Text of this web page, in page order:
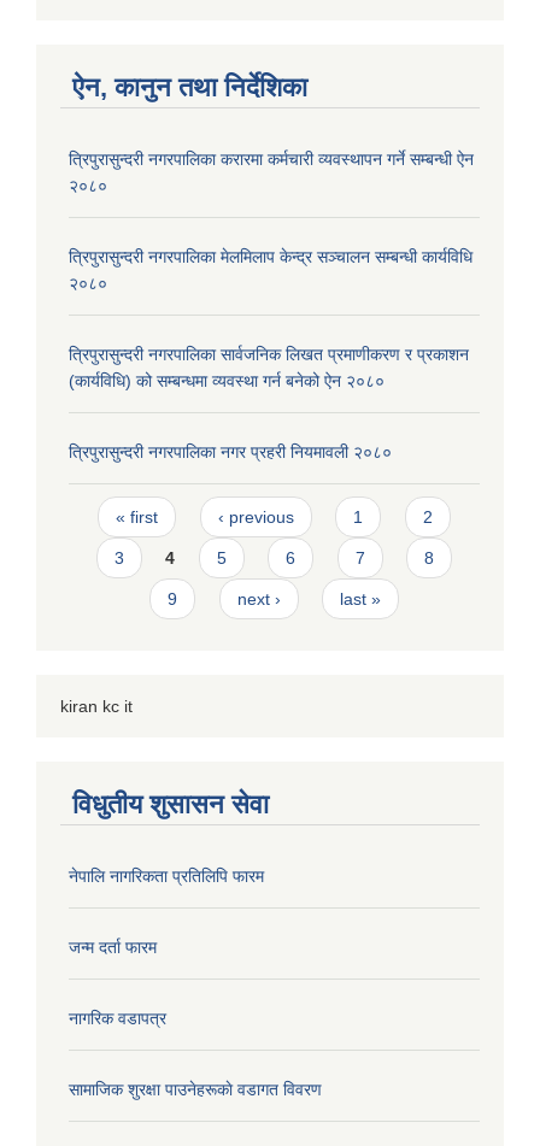
ऐन, कानुन तथा निर्देशिका
त्रिपुरासुन्दरी नगरपालिका करारमा कर्मचारी व्यवस्थापन गर्ने सम्बन्धी ऐन
२०८०
त्रिपुरासुन्दरी नगरपालिका मेलमिलाप केन्द्र सञ्चालन सम्बन्धी कार्यविधि
२०८०
त्रिपुरासुन्दरी नगरपालिका सार्वजनिक लिखत प्रमाणीकरण र प्रकाशन
(कार्यविधि) को सम्बन्धमा व्यवस्था गर्न बनेको ऐन २०८०
त्रिपुरासुन्दरी नगरपालिका नगर प्रहरी नियमावली २०८०
Pages
« first ‹ previous 1 2
3 4 5 6 7 8
9 next › last »
kiran kc it
विधुतीय शुसासन सेवा
नेपालि नागरिकता प्रतिलिपि फारम
जन्म दर्ता फारम
नागरिक वडापत्र
सामाजिक शुरक्षा पाउनेहरूकाे वडागत विवरण